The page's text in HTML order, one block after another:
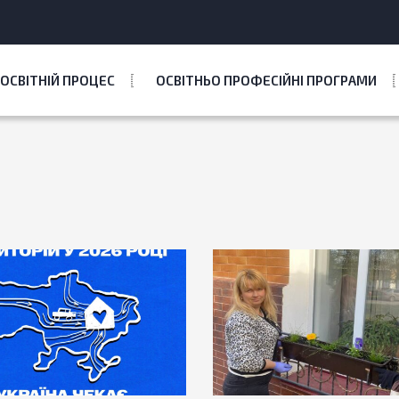
ОСВІТНІЙ ПРОЦЕС ОСВІТНЬО ПРОФЕСІЙНІ ПРОГРАМИ